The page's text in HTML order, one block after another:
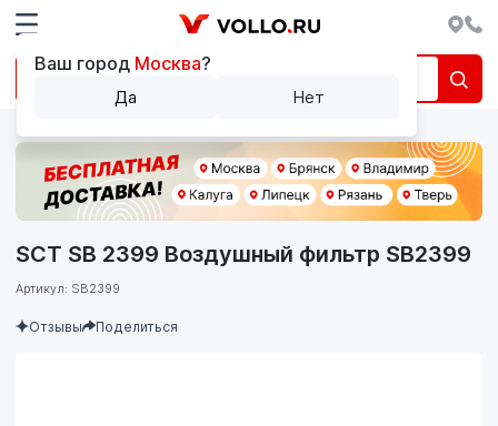
SCT SB 2399 Воздушный фильтр SB2399
Артикул: SB2399
Отзывы Поделиться
Ваш город Москва?
Да Нет